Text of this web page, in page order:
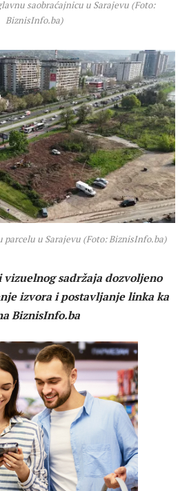
saobraćajnicu u Sarajevu (Foto:
BiznisInfo.ba)
parcelu u Sarajevu (Foto: BiznisInfo.ba)
sadržaja dozvoljeno
izvora i postavljanje linka ka
BiznisInfo.ba